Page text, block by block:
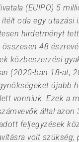
(EUIPO) 5
oda egy utazási
hirdetményt
összesen 48
közbeszerzési
(2020-ban 18-at,
újabb
vonniuk. Ezek a
által azon
feljegyzések
volt szükség,